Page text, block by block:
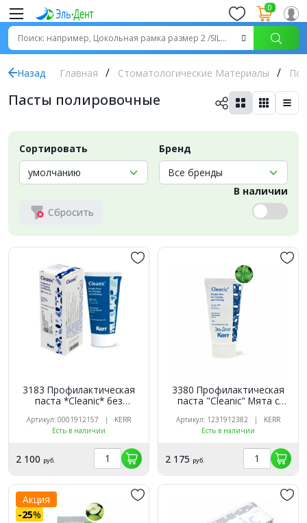
0
Назад Главная Стоматологические Материалы
Пасты полировочные
Сортировать Бренд
Сбросить
В наличии
3183 Профилактическая
паста *Cleanic* без
Артикул: 0001912157 | KERR
Есть в наличии
2 100 руб.
3380 Профилактическая
паста "Cleanic" Мята с
Артикул: 1231912382 | KERR
Есть в наличии
2 175 руб.
Акция
-25%